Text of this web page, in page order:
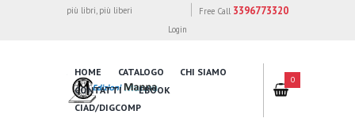
più libri, più liberi Free Call 3396773320
Login
HOME CATALOGO
CHI SIAMO
CONTATTI
EBOOK
CIAD/DIGCOMP
0